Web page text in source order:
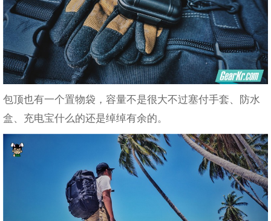
包顶也有一个置物袋，容量不是很大不过塞付手套、防水
盒、充电宝什么的还是绰绰有余的。